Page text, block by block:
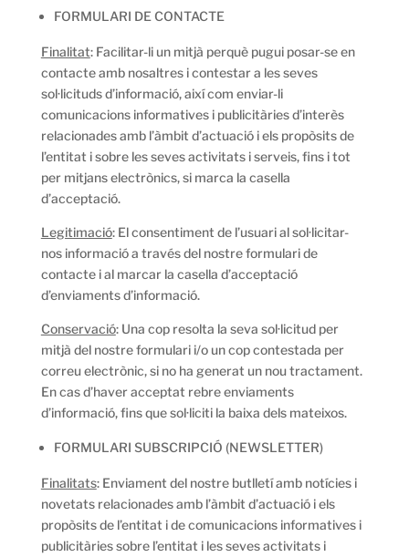
FORMULARI DE CONTACTE
Finalitat: Facilitar-li un mitjà perquè pugui posar-se en
contacte amb nosaltres i contestar a les seves
sol·licituds d’informació, així com enviar-li
comunicacions informatives i publicitàries d’interès
relacionades amb l’àmbit d’actuació i els propòsits de
l’entitat i sobre les seves activitats i serveis, fins i tot
per mitjans electrònics, si marca la casella
d’acceptació.
Legitimació: El consentiment de l’usuari al sol·licitar-
nos informació a través del nostre formulari de
contacte i al marcar la casella d’acceptació
d’enviaments d’informació.
Conservació: Una cop resolta la seva sol·licitud per
mitjà del nostre formulari i/o un cop contestada per
correu electrònic, si no ha generat un nou tractament.
En cas d’haver acceptat rebre enviaments
d’informació, fins que sol·liciti la baixa dels mateixos.
FORMULARI SUBSCRIPCIÓ (NEWSLETTER)
Finalitats: Enviament del nostre butlletí amb notícies i
novetats relacionades amb l’àmbit d’actuació i els
propòsits de l’entitat i de comunicacions informatives i
publicitàries sobre l’entitat i les seves activitats i